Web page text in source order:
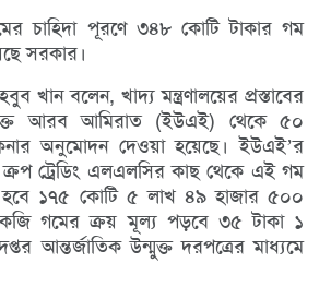
চাহিদা পূরণে ৩৪৮ কোটি টাকার গম
সরকার।
খান বলেন, খাদ্য মন্ত্রণালয়ের প্রস্তাবের
আরব আমিরাত (ইউএই) থেকে ৫০
অনুমোদন দেওয়া হয়েছে। ইউএই’র
ক্রপ ট্রেডিং এলএলসির কাছ থেকে এই গম
১৭৫ কোটি ৫ লাখ ৪৯ হাজার ৫০০
গমের ক্রয় মূল্য পড়বে ৩৫ টাকা ১
আন্তর্জাতিক উন্মুক্ত দরপত্রের মাধ্যমে